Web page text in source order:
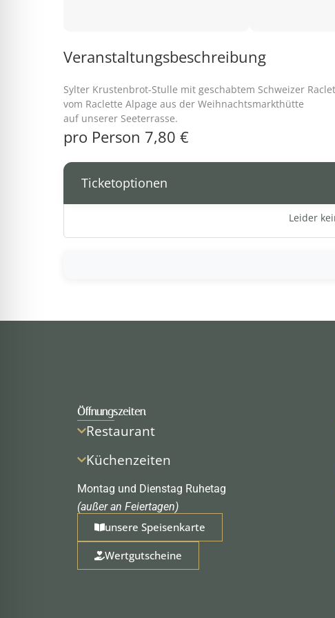
Veranstaltungsbeschreibung
Sylter Krustenbrot-Stulle mit geschabtem Schweizer
vom Raclette Alpage aus der Weihnachtsmarkthütte
auf unserer Seeterrasse.
pro Person 7,80 €
Ticketoptionen
Leider
Öffnungszeiten
Restaurant
Küchenzeiten
Montag und Dienstag Ruhetag
(außer an Feiertagen)
unsere Speisenkarte
Wertgutscheine